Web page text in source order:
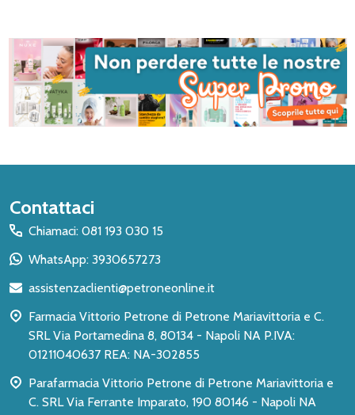
Inizio
del
piè
pagina
Contattaci
Chiamaci: 081 193 030 15
WhatsApp: 3930657273
assistenzaclienti@petroneonline.it
Farmacia Vittorio Petrone di Petrone Mariavittoria e C.
SRL Via Portamedina 8, 80134 - Napoli NA P.IVA:
01211040637 REA: NA-302855
Parafarmacia Vittorio Petrone di Petrone Mariavittoria e
C. SRL Via Ferrante Imparato, 190 80146 - Napoli NA